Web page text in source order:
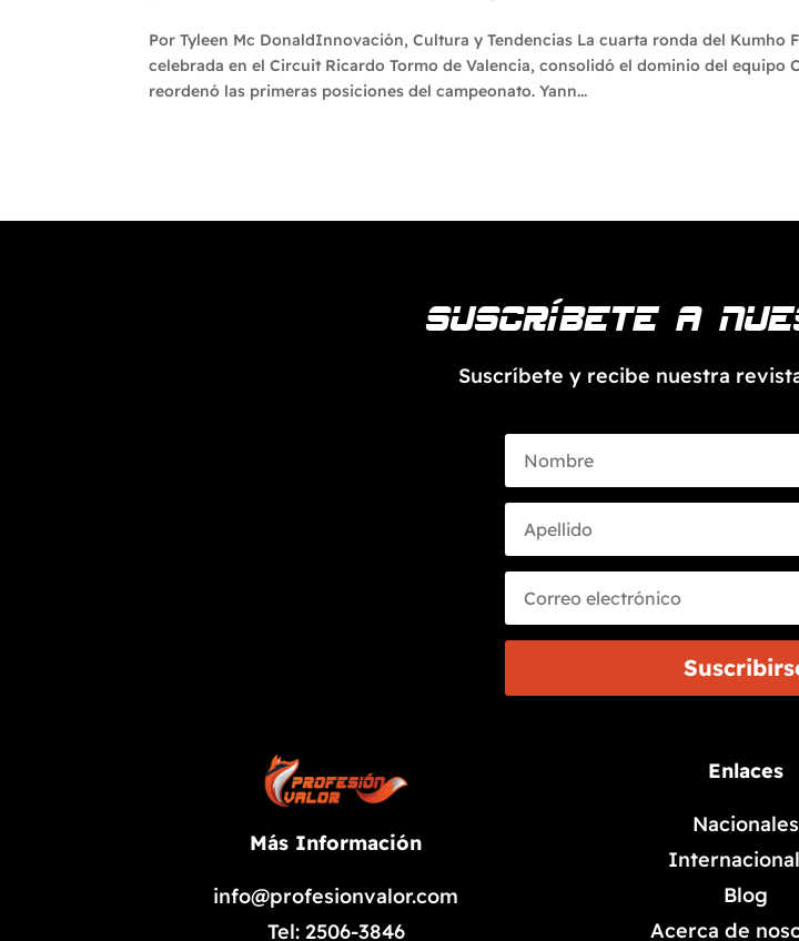
Por Tyleen Mc DonaldInnovación, Cultura y Tendencias La cuarta ronda del Kumho
celebrada en el Circuit Ricardo Tormo de Valencia, consolidó el dominio del equipo
reordenó las primeras posiciones del campeonato. Yann...
Suscríbete a
Suscríbete y recibe nuestra
Más Información
info@profesionvalor.com
Tel: 2506-3846
Enlaces
Nacionales
Blog
Acerca de